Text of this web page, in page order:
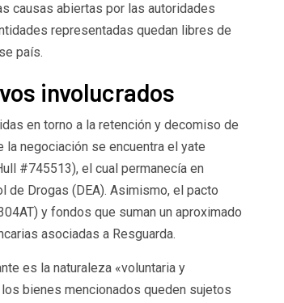
causas abiertas por las autoridades
representadas quedan libres de
país.
involucrados
en torno a la retención y decomiso de
negociación se encuentra el yate
#745513), el cual permanecía en
de Drogas (DEA). Asimismo, el pacto
y fondos que suman un aproximado
asociadas a Resguarda.
es la naturaleza «voluntaria y
bienes mencionados queden sujetos